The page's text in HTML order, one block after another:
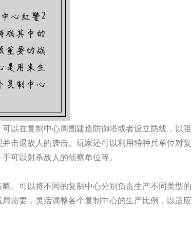
以在复制中心周围建造防御塔或者设立防线，以阻
击退敌人的袭击。玩家还可以利用特种兵单位对复
可以射杀敌人的侦察单位等。
。可以将不同的复制中心分别负责生产不同类型的
需要，灵活调整各个复制中心的生产比例，以适应